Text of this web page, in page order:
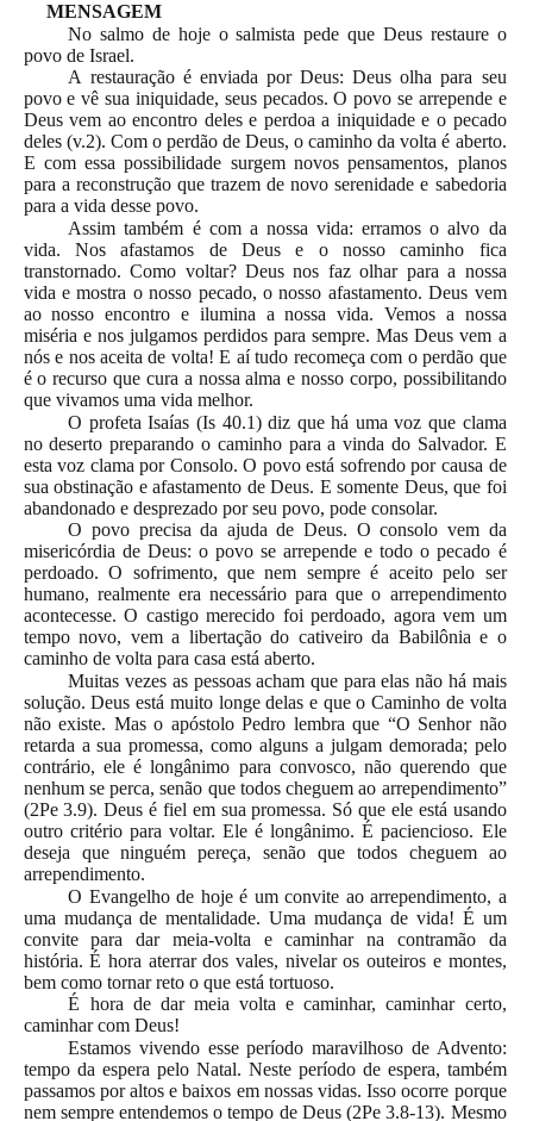
MENSAGEM
No salmo de hoje o salmista pede que Deus restaure o
povo de Israel.
A restauração é enviada por Deus: Deus olha para seu
povo e vê sua iniquidade, seus pecados. O povo se arrepende e
Deus vem ao encontro deles e perdoa a iniquidade e o pecado
deles (v.2). Com o perdão de Deus, o caminho da volta é aberto.
E com essa possibilidade surgem novos pensamentos, planos
para a reconstrução que trazem de novo serenidade e sabedoria
para a vida desse povo.
Assim também é com a nossa vida: erramos o alvo da
vida. Nos afastamos de Deus e o nosso caminho fica
transtornado. Como voltar? Deus nos faz olhar para a nossa
vida e mostra o nosso pecado, o nosso afastamento. Deus vem
ao nosso encontro e ilumina a nossa vida. Vemos a nossa
miséria e nos julgamos perdidos para sempre. Mas Deus vem a
nós e nos aceita de volta! E aí tudo recomeça com o perdão que
é o recurso que cura a nossa alma e nosso corpo, possibilitando
que vivamos uma vida melhor.
O profeta Isaías (Is 40.1) diz que há uma voz que clama
no deserto preparando o caminho para a vinda do Salvador. E
esta voz clama por Consolo. O povo está sofrendo por causa de
sua obstinação e afastamento de Deus. E somente Deus, que foi
abandonado e desprezado por seu povo, pode consolar.
O povo precisa da ajuda de Deus. O consolo vem da
misericórdia de Deus: o povo se arrepende e todo o pecado é
perdoado. O sofrimento, que nem sempre é aceito pelo ser
humano, realmente era necessário para que o arrependimento
acontecesse. O castigo merecido foi perdoado, agora vem um
tempo novo, vem a libertação do cativeiro da Babilônia e o
caminho de volta para casa está aberto.
Muitas vezes as pessoas acham que para elas não há mais
solução. Deus está muito longe delas e que o Caminho de volta
não existe. Mas o apóstolo Pedro lembra que “O Senhor não
retarda a sua promessa, como alguns a julgam demorada; pelo
contrário, ele é longânimo para convosco, não querendo que
nenhum se perca, senão que todos cheguem ao arrependimento”
(2Pe 3.9). Deus é fiel em sua promessa. Só que ele está usando
outro critério para voltar. Ele é longânimo. É paciencioso. Ele
deseja que ninguém pereça, senão que todos cheguem ao
arrependimento.
O Evangelho de hoje é um convite ao arrependimento, a
uma mudança de mentalidade. Uma mudança de vida! É um
convite para dar meia-volta e caminhar na contramão da
história. É hora aterrar dos vales, nivelar os outeiros e montes,
bem como tornar reto o que está tortuoso.
É hora de dar meia volta e caminhar, caminhar certo,
caminhar com Deus!
Estamos vivendo esse período maravilhoso de Advento:
tempo da espera pelo Natal. Neste período de espera, também
passamos por altos e baixos em nossas vidas. Isso ocorre porque
nem sempre entendemos o tempo de Deus (2Pe 3.8-13). Mesmo